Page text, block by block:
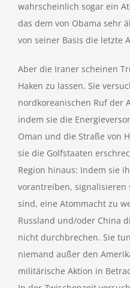
wahrscheinlich sogar ein
das dem von Obama sehr
von seiner Basis die letzte
Aber die Iraner scheinen
Haken zu lassen. Sie
nordkoreanischen Ruf der
indem sie die
Oman und die Straße von
sie die Golfstaaten
Region hinaus: Indem sie
vorantreiben, signalisieren
sind, eine Atommacht zu
Russland und/oder China
nicht durchbrechen. Sie
niemand außer den
militärische Aktion in